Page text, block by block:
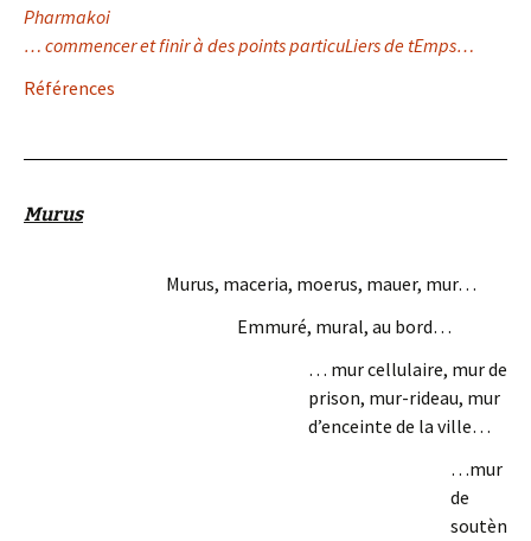
Pharmakoi
… commencer et finir à des points particuLiers de tEmps…
Références
Murus
Murus, maceria, moerus, mauer, mur…
Emmuré, mural, au bord…
… mur cellulaire, mur de
prison, mur-rideau, mur
d’enceinte de la ville…
…mur
de
soutèn